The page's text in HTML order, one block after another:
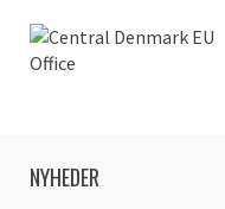
NYHEDER